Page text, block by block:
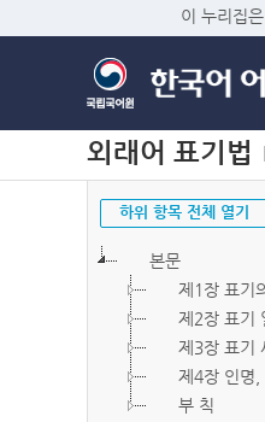
이 누리집
외래어 표기법
하위 항목 전체 열기
본문
제1장 표기
제2장 표기
제3장 표기
제4장 인명,
부 칙